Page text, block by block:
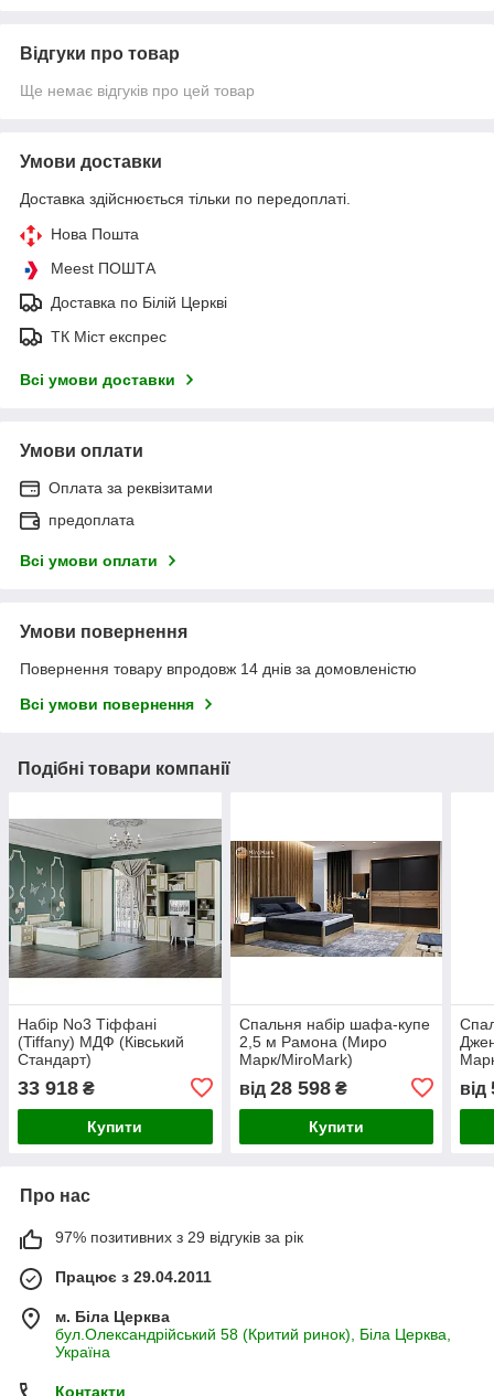
Відгуки про товар
Ще немає відгуків про цей товар
Умови доставки
Доставка здійснюється тільки по передоплаті.
Нова Пошта
Meest ПОШТА
Доставка по Білій Церкві
ТК Міст експрес
Всі умови доставки
Умови оплати
Оплата за реквізитами
предоплата
Всі умови оплати
Умови повернення
Повернення товару впродовж 14 днів за домовленістю
Всі умови повернення
Подібні товари компанії
Набір No3 Тіффані
(Tiffany) МДФ (Ківський
Стандарт)
33 918 ₴
Купити
Спальня набір шафа-купе
2,5 м Рамона (Миро
Марк/MiroMark)
від 28 598₴
Купити
від
Про нас
97% позитивних з 29 відгуків за рік
Працює з 29.04.2011
м. Біла Церква
бул.Олександрійський 58 (Критий ринок), Біла Церква,
Україна
Контакти